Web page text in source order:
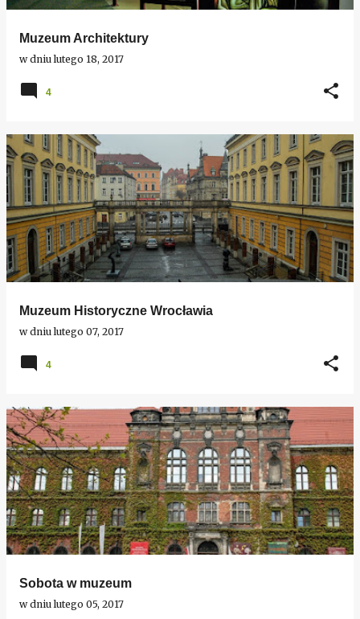
Muzeum Architektury
w dniulutego 18, 2017
4
Muzeum Historyczne Wrocławia
w dniulutego 07, 2017
4
Sobota w muzeum
w dniulutego 05, 2017